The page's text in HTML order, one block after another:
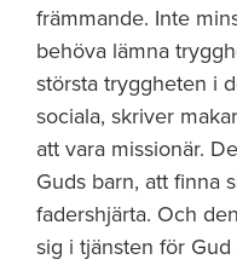
främmande. Inte
behöva lämna
största tryggheten i
sociala, skriver
att vara missionär.
Guds barn, att finna
fadershjärta. Och
sig i tjänsten för